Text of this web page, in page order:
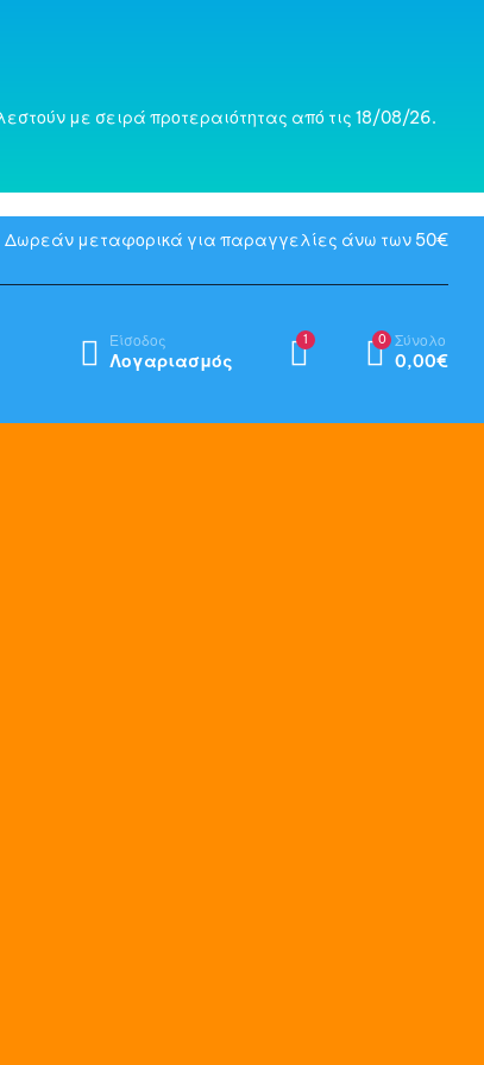
με σειρά προτεραιότητας από τις 18/08/26.
Δωρεάν μεταφορικά για παραγγελίες άνω των 50€
Είσοδος
Λογαριασμός
1 0 Σύνολο
0,00€